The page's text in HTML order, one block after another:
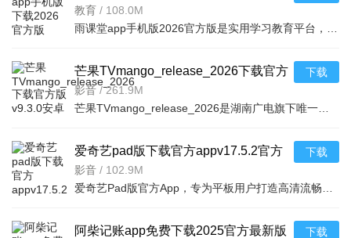
v1.3.4安卓免费版
教育 / 108.0M
芒果TVmango_release_2026下载官方
版v9.3.0安卓版
影音 /261.9M
下载
爱奇艺pad版下载官方appv17.5.2官方
安卓版
影音 / 102.9M
下载
阿柴记账app免费下载2025官方最新版
下载